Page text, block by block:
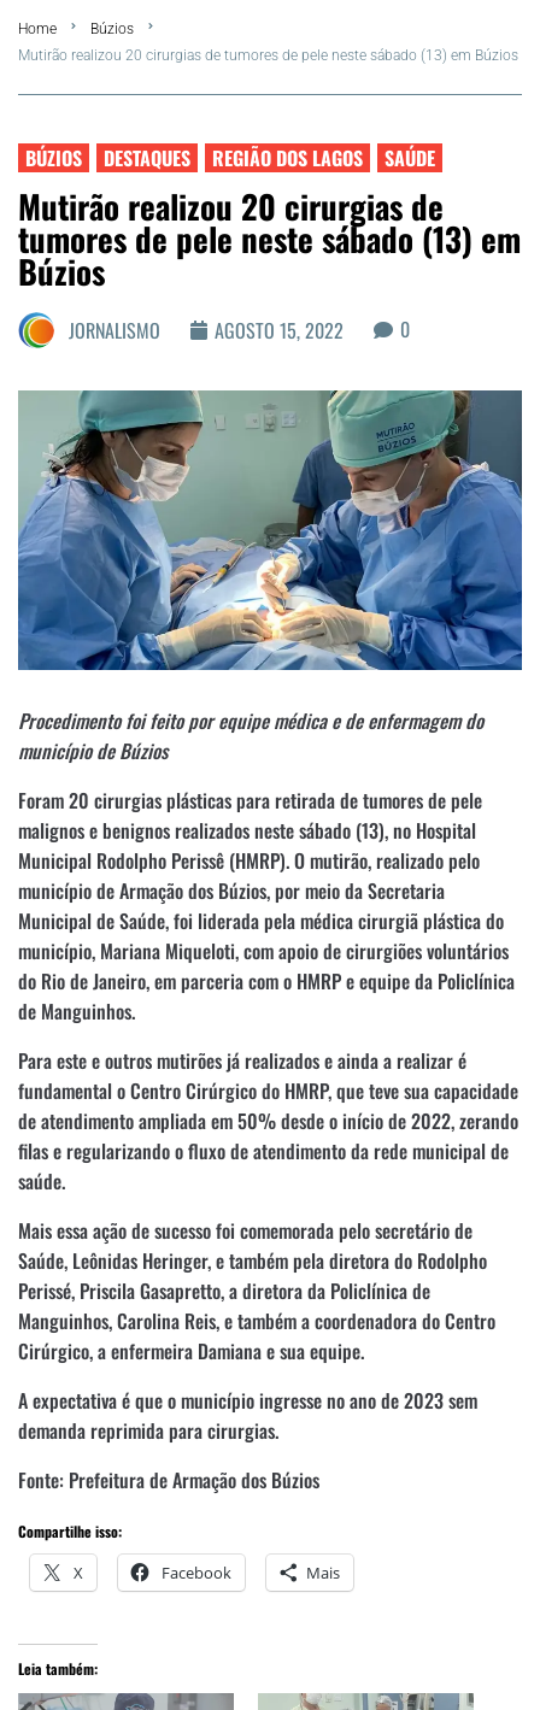
FLA Araru 2026
Região dos Lagos
Agenda Cultural
Colunistas
Home
Búzios
Mutirão realizou 20 cirurgias de tumores de pele neste sábado (13) em Búzios
BÚZIOS DESTAQUES REGIÃO DOS LAGOS SAÚDE
Mutirão realizou 20 cirurgias de
tumores de pele neste sábado (13) em
Búzios
JORNALISMO AGOSTO 15, 2022 0
Procedimento foi feito por equipe médica e de enfermagem do
município de Búzios
Foram 20 cirurgias plásticas para retirada de tumores de pele
malignos e benignos realizados neste sábado (13), no Hospital
Municipal Rodolpho Perissê (HMRP). O mutirão, realizado pelo
município de Armação dos Búzios, por meio da Secretaria
Municipal de Saúde, foi liderada pela médica cirurgiã plástica do
município, Mariana Miqueloti, com apoio de cirurgiões voluntários
do Rio de Janeiro, em parceria com o HMRP e equipe da Policlínica
de Manguinhos.
Para este e outros mutirões já realizados e ainda a realizar é
fundamental o Centro Cirúrgico do HMRP, que teve sua capacidade
de atendimento ampliada em 50% desde o início de 2022, zerando
filas e regularizando o fluxo de atendimento da rede municipal de
saúde.
Mais essa ação de sucesso foi comemorada pelo secretário de
Saúde, Leônidas Heringer, e também pela diretora do Rodolpho
Perissé, Priscila Gasapretto, a diretora da Policlínica de
Manguinhos, Carolina Reis, e também a coordenadora do Centro
Cirúrgico, a enfermeira Damiana e sua equipe.
A expectativa é que o município ingresse no ano de 2023 sem
demanda reprimida para cirurgias.
Fonte: Prefeitura de Armação dos Búzios
Compartilhe isso:
X Facebook Mais
Leia também: